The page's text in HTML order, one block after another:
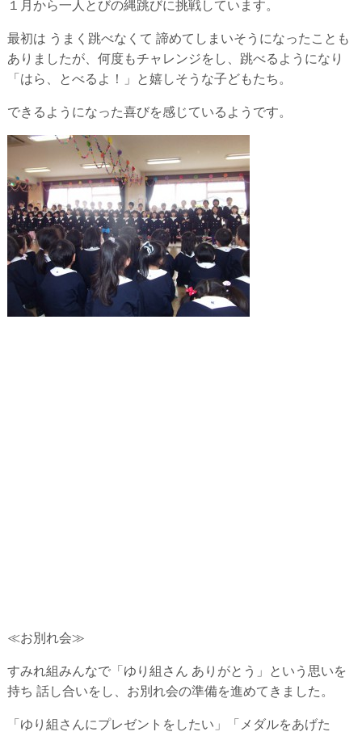
１月から一人とびの縄跳びに挑戦しています。
最初は うまく跳べなくて 諦めてしまいそうになったことも
ありましたが、何度もチャレンジをし、跳べるようになり
「はら、とべるよ！」と嬉しそうな子どもたち。
できるようになった喜びを感じているようです。
≪お別れ会≫
すみれ組みんなで「ゆり組さん ありがとう」という思いを
持ち 話し合いをし、お別れ会の準備を進めてきました。
「ゆり組さんにプレゼントをしたい」「メダルをあげた